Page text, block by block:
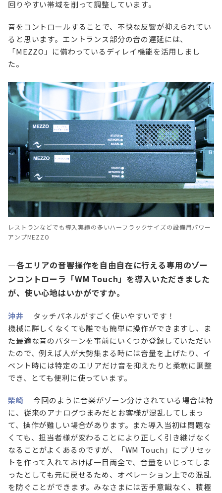
回りやすい帯域を削って調整しています。
音をコントロールすることで、不快な反響が抑えられてい
ると思います。エントランス部分の音の遅延には、
「MEZZO」に備わっているディレイ機能を活用しまし
た。
レストランなどでも導入実績の多いハーフラックサイズの設備用パワー
アンプMEZZO
—各エリアの音響操作を自由自在に行える専用のゾー
ンコントローラ「WM Touch」を導入いただきました
が、使い心地はいかがですか。
沖井
タッチパネルがすごく使いやすいです！
機械に詳しくなくても誰でも簡単に操作ができますし、ま
た最適な音のパターンを事前にいくつか登録していただい
たので、例えば人が大勢集まる時には音量を上げたり、イ
ベント時には特定のエリアだけ音を抑えたりと柔軟に調整
でき、とても便利に使っています。
柴崎
今回のように音楽がゾーン分けされている場合は特
に、従来のアナログつまみだとお客様が混乱してしまっ
て、操作が難しい場合があります。また導入当初は問題な
くても、担当者様が変わることにより正しく引き継げなく
なることがよくあるのですが、「WM Touch」にプリセッ
トを作って入れておけば一目両全で、音量をいじってしま
ったとしても元に戻せるため、オペレーション上での混乱
を防ぐことができます。みなさまには苦手意識なく、積極